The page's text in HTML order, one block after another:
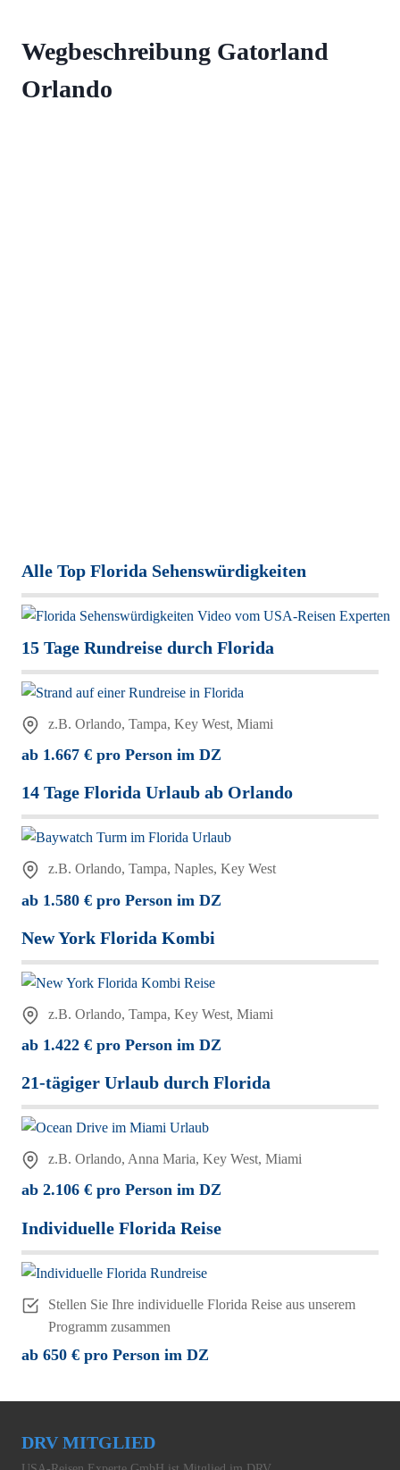
Wegbeschreibung Gatorland
Orlando
Alle Top Florida Sehenswürdigkeiten
15 Tage Rundreise durch Florida
z.B. Orlando, Tampa, Key West, Miami
ab 1.667 € pro Person im DZ
14 Tage Florida Urlaub ab Orlando
z.B. Orlando, Tampa, Naples, Key West
ab 1.580 € pro Person im DZ
New York Florida Kombi
z.B. Orlando, Tampa, Key West, Miami
ab 1.422 € pro Person im DZ
21-tägiger Urlaub durch Florida
z.B. Orlando, Anna Maria, Key West, Miami
ab 2.106 € pro Person im DZ
Individuelle Florida Reise
Stellen Sie Ihre individuelle Florida Reise aus unserem
Programm zusammen
ab 650 € pro Person im DZ
DRV MITGLIED